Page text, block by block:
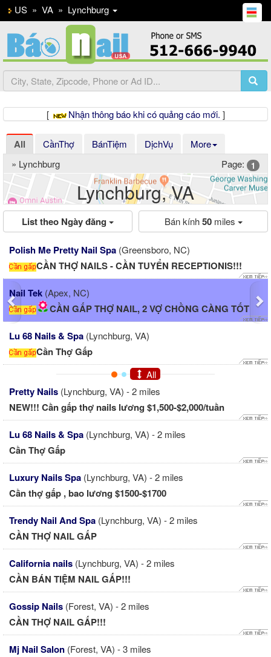
US » VA » Lynchburg
[ Nhận thông báo khi có quảng cáo mới. ]
All CầnThợ BánTiệm DịchVụ
More
» Lynchburg
Page: 1
Lynchburg, VA
List theo Ngày đăng Bán kính50miles
All
Polish Me Pretty Nail Spa (Greensboro, NC)
CẦN THỢ NAILS - CẦN TUYỂN RECEPTIONIS!!!
Nail Tek (Apex, NC)
CẦN GẤP THỢ NAIL, 2 VỢ CHỒNG CÀNG TỐT
Lu 68 Nails & Spa (Lynchburg, VA)
Cần Thợ Gấp
Previous
Pretty Nails (Lynchburg, VA) - 2 miles
NEW!!! Cần gấp thợ nails lương $1,500-$2,000/tuần
Lu 68 Nails & Spa (Lynchburg, VA) - 2 miles
Cần Thợ Gấp
Luxury Nails Spa (Lynchburg, VA) - 2 miles
Cần thợ gấp , bao lương $1500-$1700
Trendy Nail And Spa (Lynchburg, VA) - 2 miles
CẦN THỢ NAIL GẤP
California nails (Lynchburg, VA) - 2 miles
CẦN BÁN TIỆM NAIL GẤP!!!
Gossip Nails (Forest, VA) - 2 miles
CẦN THỢ NAIL GẤP!!!
Mj Nail Salon (Forest, VA) - 3 miles